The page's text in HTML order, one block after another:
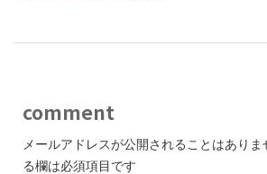
comment
メールアドレスが公開されることはありま
る欄は必須項目です